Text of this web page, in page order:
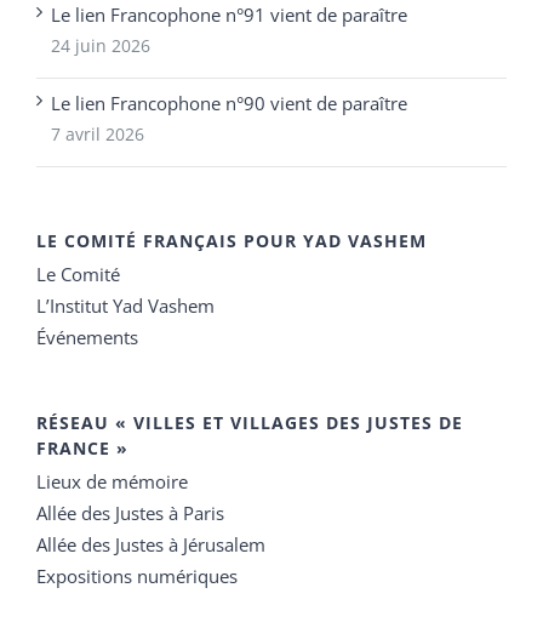
Le lien Francophone n°91 vient de paraître
24 juin 2026
Le lien Francophone n°90 vient de paraître
7 avril 2026
LE COMITÉ FRANÇAIS POUR YAD VASHEM
Le Comité
L’Institut Yad Vashem
Événements
RÉSEAU « VILLES ET VILLAGES DES JUSTES DE
FRANCE »
Lieux de mémoire
Allée des Justes à Paris
Allée des Justes à Jérusalem
Expositions numériques